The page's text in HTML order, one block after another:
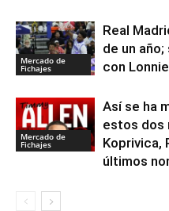
Mercado de
Fichajes
Real
de un
con
Mercado de
Fichajes
Así se ha
estos dos
Koprivica,
últimos